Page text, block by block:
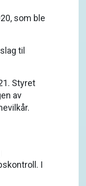
som ble
til
Styret
av
I